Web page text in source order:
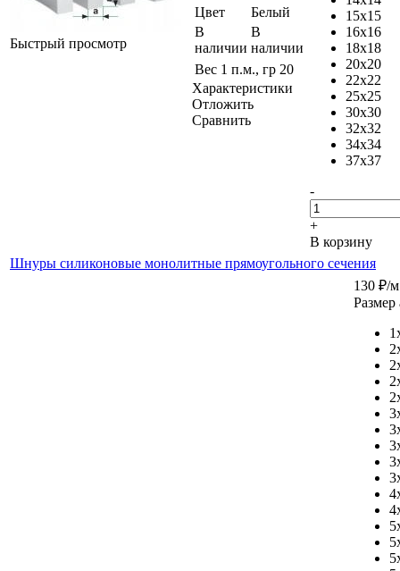
Быстрый просмотр
Цвет
Белый
В
наличии
В
наличии
Вес 1 п.м., гр 20
Характеристики
Отложить
Сравнить
15x15
16x16
18x18
20x20
22x22
25x25
30x30
32x32
34x34
37x37
-
+
В корзину
Шнуры силиконовые монолитные прямоугольного сечения
130 ₽/м